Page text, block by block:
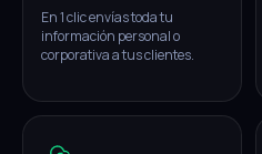
En 1 clic envías toda tu
información personal o
corporativa a tus clientes.